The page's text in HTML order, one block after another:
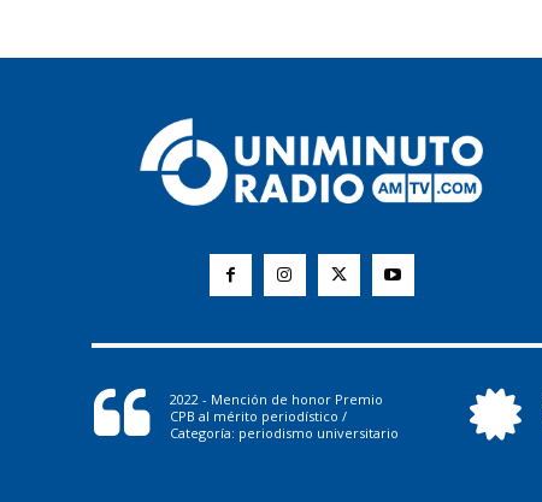
2022 - Mención de honor Premio
CPB al mérito periodístico /
Categoría: periodismo universitario